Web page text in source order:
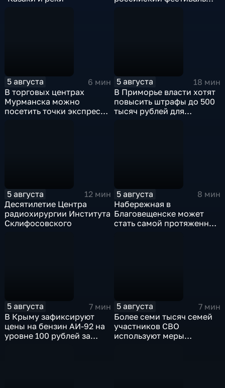
5 августа
6 мин
В торговых центрах
Мурманска можно
посетить точки экспресс-
5 августа
18 мин
В Приморье власти хотят
повысить штрафы до 500
тысяч рублей для
5 августа
12 мин
Десятилетие Центра
радиохирургии Института
Склифосовского
5 августа
8 мин
Набережная в
Благовещенске может
стать самой протяженной
5 августа
7 мин
В Крыму зафиксируют
цены на бензин АИ-92 на
уровне 100 рублей за
5 августа
7 мин
Более семи тысяч семей
участников СВО
используют меры